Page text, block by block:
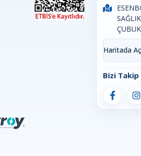
Haritada Aç
Bizi Takip